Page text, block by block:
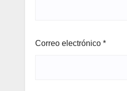
Correo electrónico *